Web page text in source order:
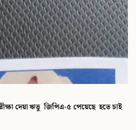
দেয়া ঋতু জিপিএ-৫ পেয়েছে হতে চাই